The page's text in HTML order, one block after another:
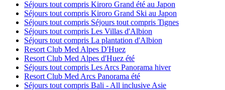
Séjours tout compris Kiroro Grand été au Japon
Séjours tout compris Kiroro Grand Ski au Japon
Séjours tout compris Séjours tout compris Tignes
Séjours tout compris Les Villas d'Albion
Séjours tout compris La plantation d'Albion
Resort Club Med Alpes D'Huez
Resort Club Med Alpes d'Huez été
Séjours tout compris Les Arcs Panorama hiver
Resort Club Med Arcs Panorama été
Séjours tout compris Bali - All inclusive Asie